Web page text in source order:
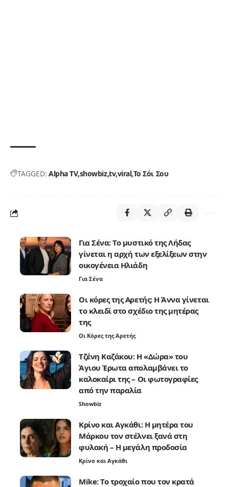
TAGGED: Alpha TVshowbiztv viralΤο Σόι Σου
Για Σένα: Το μυστικό της Λήδας
γίνεται η αρχή των εξελίξεων στην
οικογένεια Ηλιάδη
Για Σένα
Οι κόρες της Αρετής: Η Άννα γίνεται
το κλειδί στο σχέδιο της μητέρας
της
Οι Κόρες της Αρετής
Τζένη Καζάκου: Η «Δώρα» του
Άγιου Έρωτα απολαμβάνει το
καλοκαίρι της – Οι φωτογραφίες
από την παραλία
Showbiz
Κρίνο και Αγκάθι: Η μητέρα του
Μάρκου τον στέλνει ξανά στη
φυλακή – Η μεγάλη προδοσία
Κρίνο και Αγκάθι
Mike: Το τροχαίο που τον κρατά